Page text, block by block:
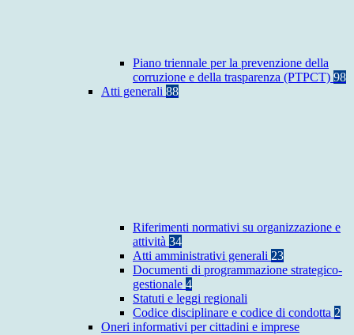
Piano triennale per la prevenzione della
corruzione e della trasparenza (PTPCT) 98
Atti generali 88
Riferimenti normativi su organizzazione e
attività 34
Atti amministrativi generali 23
Documenti di programmazione strategico-
gestionale 4
Statuti e leggi regionali
Codice disciplinare e codice di condotta 2
Oneri informativi per cittadini e imprese